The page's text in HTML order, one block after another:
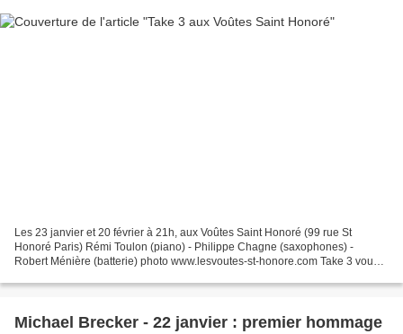
Les 23 janvier et 20 février à 21h, aux Voûtes Saint Honoré (99 rue St
Honoré Paris) Rémi Toulon (piano) - Philippe Chagne (saxophones) -
Robert Ménière (batterie) photo www.lesvoutes-st-honore.com Take 3 vous
Michael Brecker - 22 janvier : premier hommage